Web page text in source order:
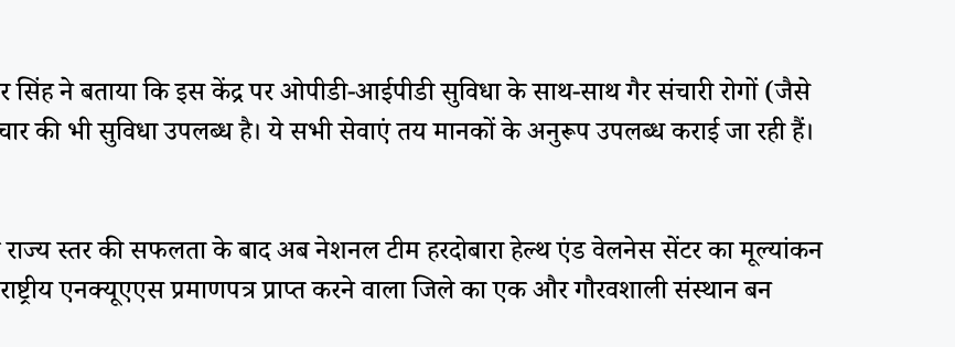
सिंह ने बताया कि इस केंद्र पर ओपीडी-आईपीडी सुविधा के साथ-साथ गैर संचारी रोगों (जैसे
की भी सुविधा उपलब्ध है। ये सभी सेवाएं तय मानकों के अनुरूप उपलब्ध कराई जा रही हैं।
राज्य स्तर की सफलता के बाद अब नेशनल टीम हरदोबारा हेल्थ एंड वेलनेस सेंटर का मूल्यांकन
एनक्यूएएस प्रमाणपत्र प्राप्त करने वाला जिले का एक और गौरवशाली संस्थान बन